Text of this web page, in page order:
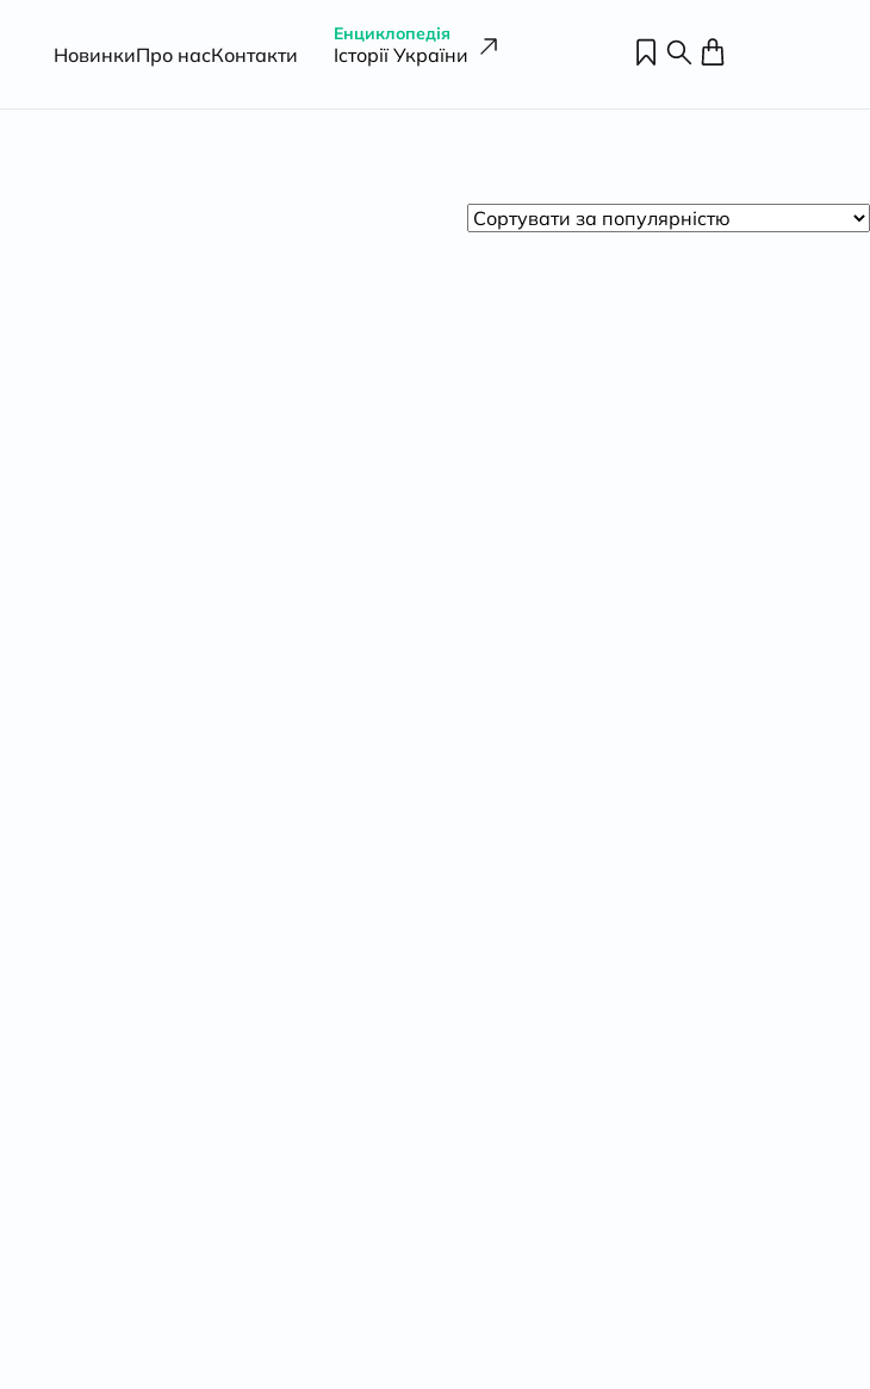
НовинкиПро насКонтакти
Енциклопедія
Історії України